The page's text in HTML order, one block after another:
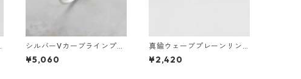
シルバーVカーブラインプレ
ーンリング 1.5mm幅 鏡面｜
FA-1180
¥5,060
真鍮ウェーブプレーンリン
グ 1.2mm幅 槌目｜FA-1011
¥2,420